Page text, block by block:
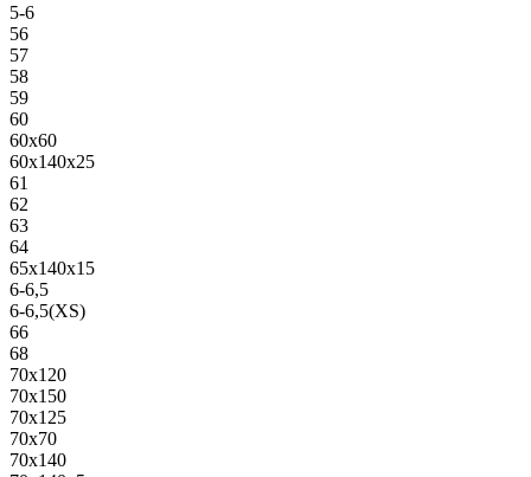
5-6
56
57
58
59
60
60х60
60х140х25
61
62
63
64
65х140х15
6-6,5
6-6,5(XS)
66
68
70х120
70х150
70х125
70х70
70х140